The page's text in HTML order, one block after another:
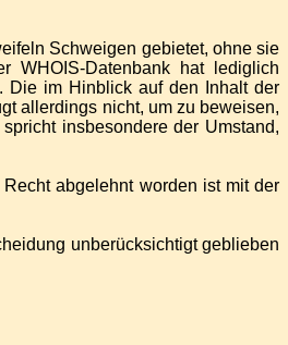
Schweigen gebietet, ohne sie
WHOIS-Datenbank hat lediglich
Die im Hinblick auf den Inhalt der
allerdings nicht, um zu beweisen,
insbesondere der Umstand,
abgelehnt worden ist mit der
unberücksichtigt geblieben